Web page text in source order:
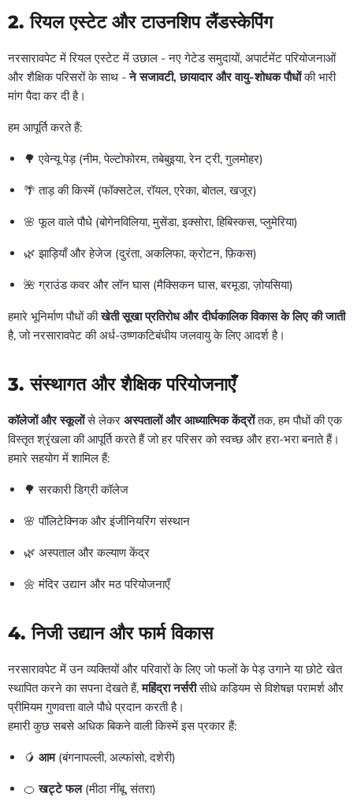
2.रियल एस्टेट और टाउनशिप लैंडस्केपिंग
नरसारावपेट में रियल एस्टेट में उछाल - नए गेटेड समुदायों, अपार्टमेंट परियोजनाओं
और शैक्षिक परिसरों के साथ -ने सजावटी, छायादार और वायु-शोधक पौधोंकी भारी
मांग पैदा कर दी है।
हम आपूर्ति करते हैं:
🌳 एवेन्यू पेड़ (नीम, पेल्टोफोरम, तबेबुइया, रेन ट्री, गुलमोहर)
🌴 ताड़ की किस्में (फॉक्सटेल, रॉयल, एरेका, बोतल, खजूर)
🌸 फूल वाले पौधे (बोगेनविलिया, मुसेंडा, इक्सोरा, हिबिस्कस, प्लुमेरिया)
🌿 झाड़ियाँ और हेजेज (दुरंता, अकलिफा, क्रोटन, फ़िकस)
🌺 ग्राउंड कवर और लॉन घास (मैक्सिकन घास, बरमूडा, ज़ोयसिया)
हमारे भूनिर्माण पौधों कीखेती सूखा प्रतिरोध और दीर्घकालिक विकास के लिए की जाती
है, जो नरसारावपेट की अर्ध-उष्णकटिबंधीय जलवायु के लिए आदर्श है।
3.संस्थागत और शैक्षिक परियोजनाएँ
कॉलेजों और स्कूलोंसे लेकर अस्पतालों और आध्यात्मिक केंद्रोंतक, हम पौधों की एक
विस्तृत श्रृंखला की आपूर्ति करते हैं जो हर परिसर को स्वच्छ और हरा-भरा बनाते हैं।
हमारे सहयोग में शामिल हैं:
🌳 सरकारी डिग्री कॉलेज
🌸 पॉलिटेक्निक और इंजीनियरिंग संस्थान
🌿 अस्पताल और कल्याण केंद्र
🌼 मंदिर उद्यान और मठ परियोजनाएँ
4.निजी उद्यान और फार्म विकास
नरसारावपेट में उन व्यक्तियों और परिवारों के लिए जो फलों के पेड़ उगाने या छोटे खेत
स्थापित करने का सपना देखते हैं,महिंद्रा नर्सरीसीधे कडियम से विशेषज्ञ परामर्श और
प्रीमियम गुणवत्ता वाले पौधे प्रदान करती है।
हमारी कुछ सबसे अधिक बिकने वाली किस्में इस प्रकार हैं:
🥭 आम(बंगनापल्ली, अल्फांसो, दशेरी)
🍊खट्टे फल(मीठा नींबू, संतरा)